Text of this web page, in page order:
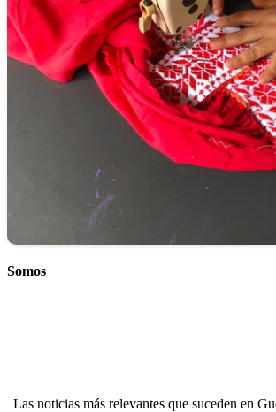
Somos
Las noticias más relevantes que suceden en